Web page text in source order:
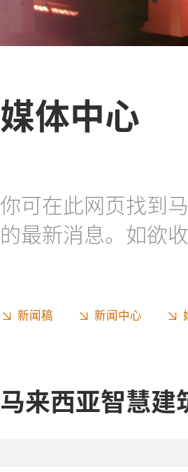
媒体中心
你可在此网页找到
的最新消息。如欲
新闻稿 新闻中心
马来西亚智慧建